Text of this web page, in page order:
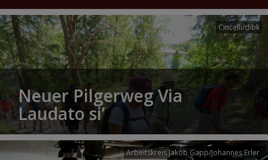
Cincelli/dibk
Neuer Pilgerweg Via
Laudato si’
Arbeitskreis Jakob Gapp/Johannes Erler